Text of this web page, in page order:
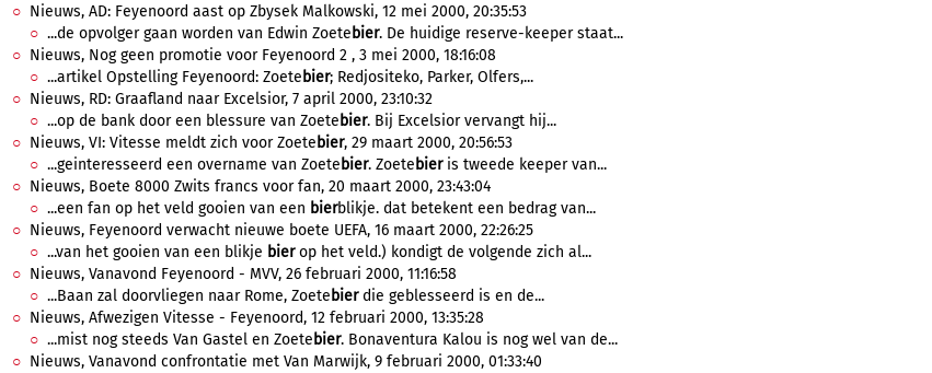
Nieuws, AD: Feyenoord aast op Zbysek Malkowski, 12 mei 2000, 20:35:53
...de opvolger gaan worden van Edwin Zoete bier. De huidige reserve-keeper staat...
Nieuws, Nog geen promotie voor Feyenoord 2 , 3 mei 2000, 18:16:08
...artikel Opstelling Feyenoord: Zoete bier; Redjositeko, Parker, Olfers,...
Nieuws, RD: Graafland naar Excelsior, 7 april 2000, 23:10:32
...op de bank door een blessure van Zoete bier. Bij Excelsior vervangt hij...
Nieuws, VI: Vitesse meldt zich voor Zoete bier, 29 maart 2000, 20:56:53
...geinteresseerd een overname van Zoete bier. Zoete bieris tweede keeper van...
Nieuws, Boete 8000 Zwits francs voor fan, 20 maart 2000, 23:43:04
...een fan op het veld gooien van een bierblikje. dat betekent een bedrag van...
Nieuws, Feyenoord verwacht nieuwe boete UEFA, 16 maart 2000, 22:26:25
...van het gooien van een blikje bierop het veld.) kondigt de volgende zich al...
Nieuws, Vanavond Feyenoord - MVV, 26 februari 2000, 11:16:58
...Baan zal doorvliegen naar Rome, Zoete bierdie geblesseerd is en de...
Nieuws, Afwezigen Vitesse - Feyenoord, 12 februari 2000, 13:35:28
...mist nog steeds Van Gastel en Zoete bier. Bonaventura Kalou is nog wel van de...
Nieuws, Vanavond confrontatie met Van Marwijk, 9 februari 2000, 01:33:40